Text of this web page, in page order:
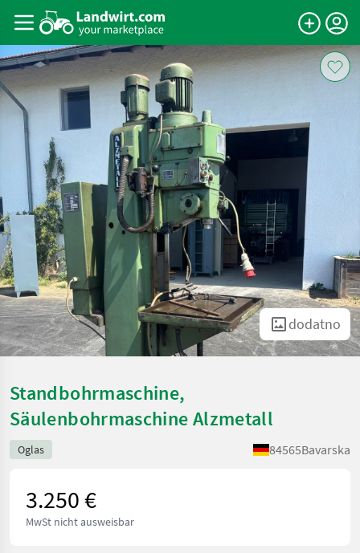
dodatno
Standbohrmaschine,
Säulenbohrmaschine Alzmetall
Oglas 84565Bavarska
3.250 €
MwSt nicht ausweisbar